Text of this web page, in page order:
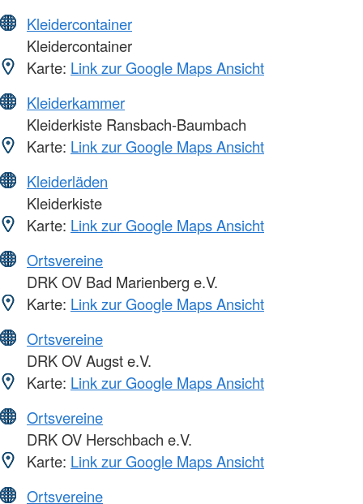
Kleidercontainer
Kleidercontainer
Karte: Link zur Google Maps Ansicht
Kleiderkammer
Kleiderkiste Ransbach-Baumbach
Karte: Link zur Google Maps Ansicht
Kleiderläden
Kleiderkiste
Karte: Link zur Google Maps Ansicht
Ortsvereine
DRK OV Bad Marienberg e.V.
Karte: Link zur Google Maps Ansicht
Ortsvereine
DRK OV Augst e.V.
Karte: Link zur Google Maps Ansicht
Ortsvereine
DRK OV Herschbach e.V.
Karte: Link zur Google Maps Ansicht
Ortsvereine